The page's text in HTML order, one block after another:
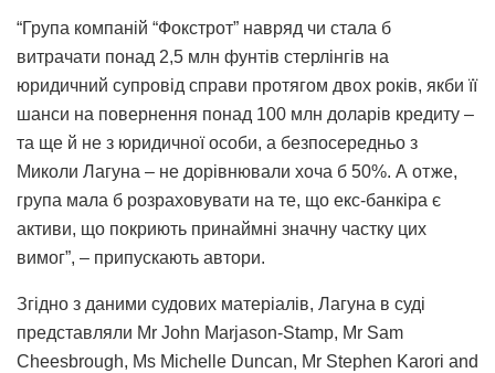
“Група компаній “Фокстрот” навряд чи стала б
витрачати понад 2,5 млн фунтів стерлінгів на
юридичний супровід справи протягом двох років, якби її
шанси на повернення понад 100 млн доларів кредиту –
та ще й не з юридичної особи, а безпосередньо з
Миколи Лагуна – не дорівнювали хоча б 50%. А отже,
група мала б розраховувати на те, що екс-банкіра є
активи, що покриють принаймні значну частку цих
вимог”, – припускають автори.
Згідно з даними судових матеріалів, Лагуна в суді
представляли Mr John Marjason-Stamp, Mr Sam
Cheesbrough, Ms Michelle Duncan, Mr Stephen Karori and